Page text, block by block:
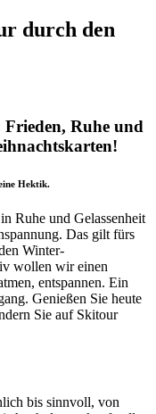
durch den
Ruhe und
Hektik.
Ruhe und Gelassenheit
Das gilt fürs
Winter-
wollen wir einen
entspannen. Ein
Genießen Sie heute
Sie auf Skitour
bis sinnvoll, von